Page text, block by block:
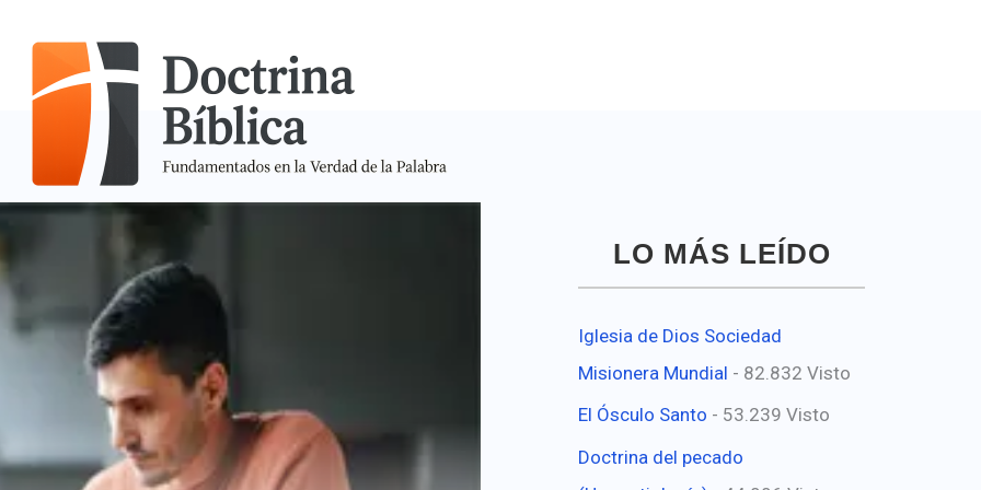
LO MÁS LEÍDO
Iglesia de Dios Sociedad
Misionera Mundial - 82.832 Visto
El Ósculo Santo - 53.239 Visto
Doctrina del pecado